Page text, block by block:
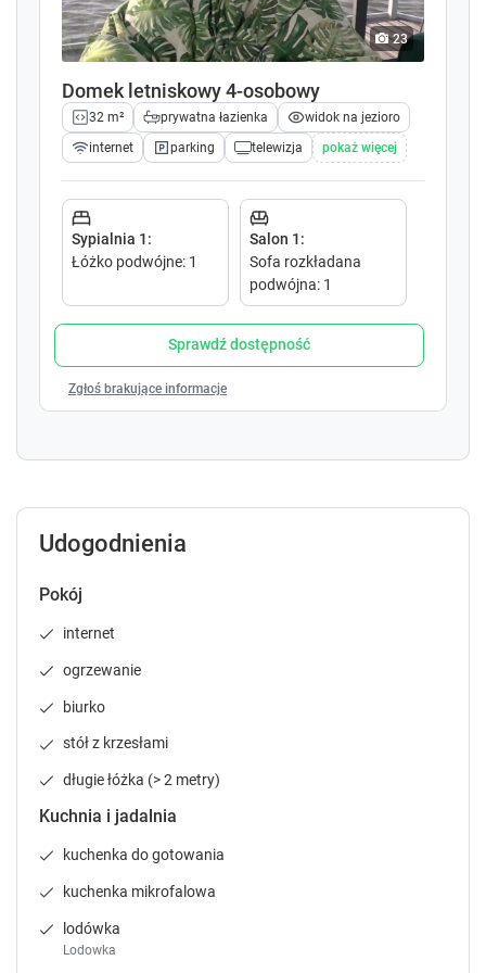
w
k
e
t
o
n
e
r
a
t
w
t
h
e
a
e
d
a
d
s
l
e
t
d
w
k
e
t
i
n
r
a
c
t
w
i
t
e
a
23
Domek letniskowy 4-osobowy
32 m² prywatna łazienka
widok na jezioro
internet
parking telewizja pokaż więcej
Sypialnia 1:
Łóżko podwójne: 1
Salon 1:
Sofa rozkładana
podwójna: 1
Sprawdź dostępność
Zgłoś brakujące informacje
Udogodnienia
Pokój
internet
ogrzewanie
biurko
stół z krzesłami
długie łóżka (> 2 metry)
Kuchnia i jadalnia
kuchenka do gotowania
kuchenka mikrofalowa
lodówka
Lodowka